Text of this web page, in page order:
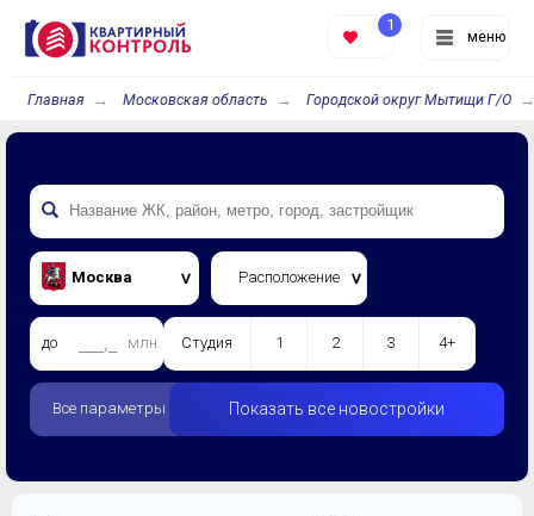
меню
1
Главная Московская область Городской округ Мытищи Г/О
Москва Расположение
до млн. Студия 1 2 3 4+
Все параметры Показать все новостройки